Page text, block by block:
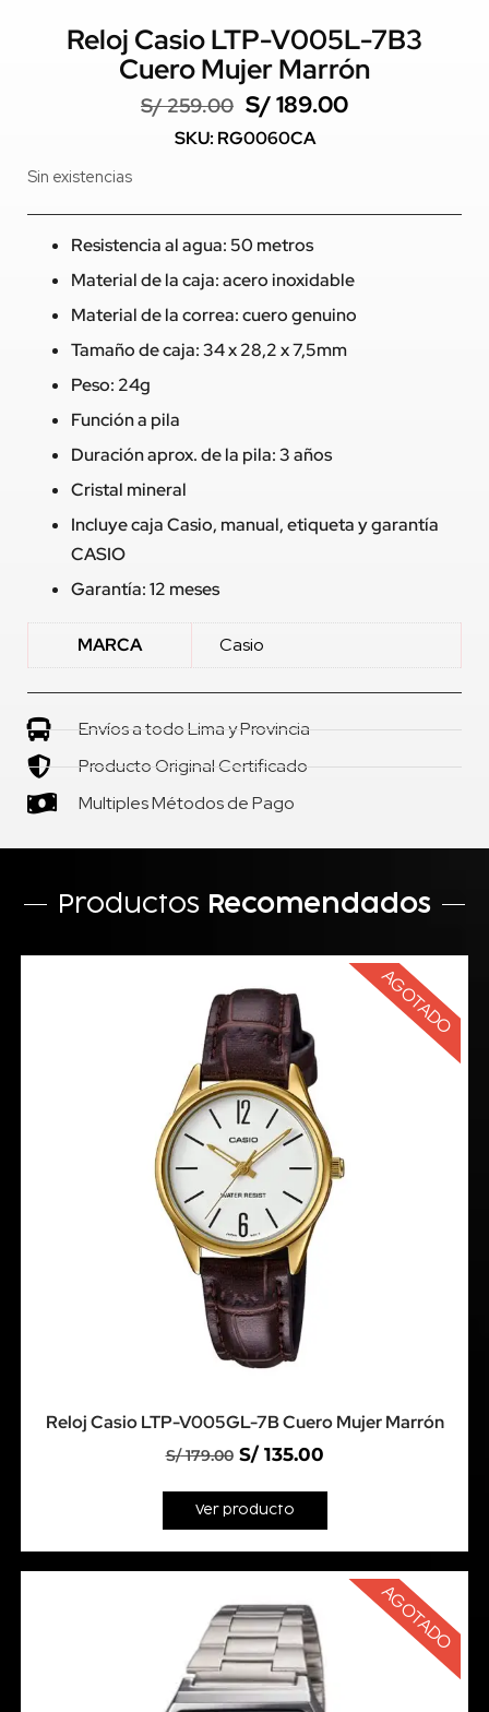
Reloj Casio LTP-V005L-7B3
Cuero Mujer Marrón
S/259.00 S/189.00
SKU: RG0060CA
Sin existencias
Resistencia al agua: 50 metros
Material de la caja: acero inoxidable
Material de la correa: cuero genuino
Tamaño de caja: 34 x 28,2 x 7,5mm
Peso: 24g
Función a pila
Duración aprox. de la pila: 3 años
Cristal mineral
Incluye caja Casio, manual, etiqueta y garantía
CASIO
Garantía: 12 meses
MARCA Casio
Envíos a todo Lima y Provincia
Producto Original Certificado
Multiples Métodos de Pago
Productos Recomendados
AGOTADO
Reloj Casio LTP-V005GL-7B Cuero Mujer Marrón
S/179.00 S/135.00
Ver producto
AGOTADO